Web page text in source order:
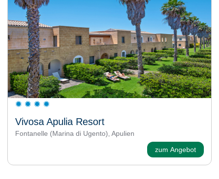
Vivosa Apulia Resort
Fontanelle (Marina di Ugento), Apulien
zum Angebot